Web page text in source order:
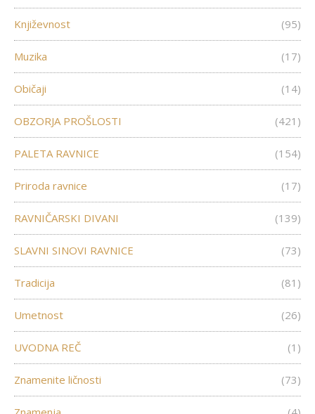
Književnost (95)
Muzika (17)
Običaji (14)
OBZORJA PROŠLOSTI (421)
PALETA RAVNICE (154)
Priroda ravnice (17)
RAVNIČARSKI DIVANI (139)
SLAVNI SINOVI RAVNICE (73)
Tradicija (81)
Umetnost (26)
UVODNA REČ (1)
Znamenite ličnosti (73)